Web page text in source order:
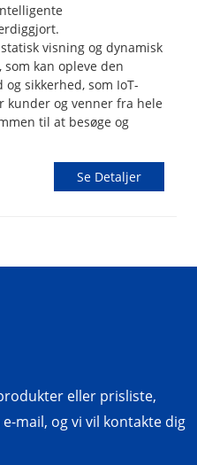
visning og dynamisk
kan opleve den
sikkerhed, som IoT-
kunder og venner fra hele
til at besøge og
Se Detaljer
eller prisliste,
mail, og vi vil kontakte dig